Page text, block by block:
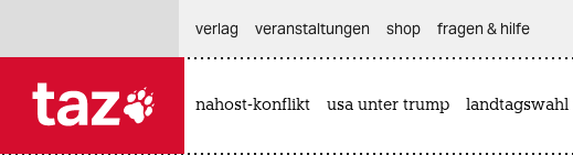
verlag
veranstaltungen shop fragen & hilfe
nahost-konflikt usa unter trump landtagswahl